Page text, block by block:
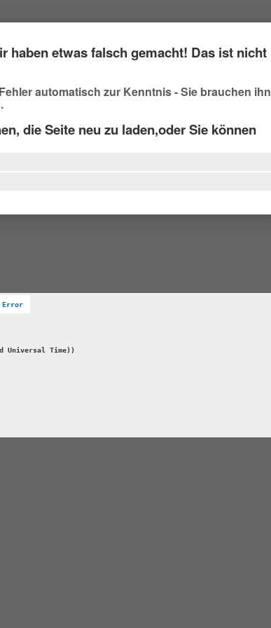
haben etwas falsch gemacht! Das ist nicht
automatisch zur Kenntnis - Sie brauchen ihn
die Seite neu zu laden,oder Sie können
Error
Universal Time))